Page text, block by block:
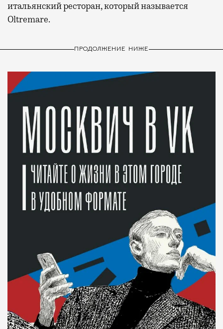
итальянский ресторан, который называется
Oltremare.
ПРОДОЛЖЕНИЕ НИЖЕ